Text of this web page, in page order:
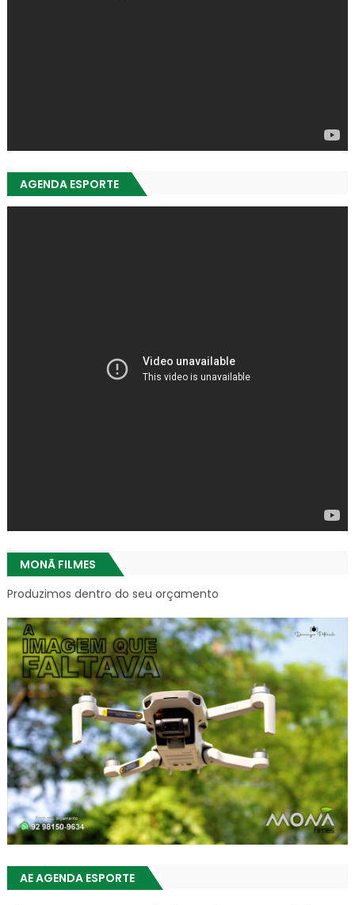
AGENDA ESPORTE
MONÃ FILMES
Produzimos dentro do seu orçamento
AE AGENDA ESPORTE